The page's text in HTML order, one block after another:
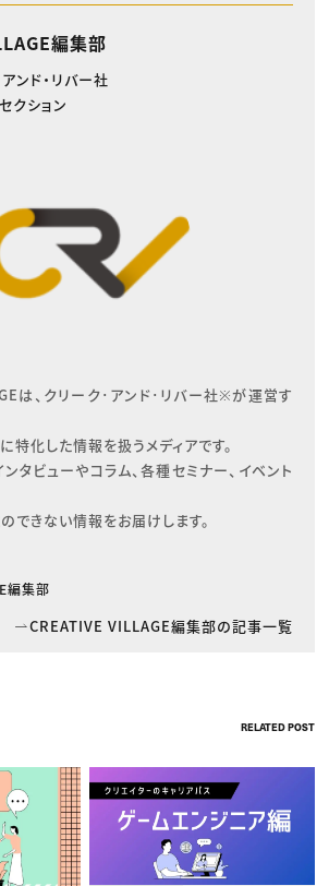
編集部
ンド・リバー社
クション
は、クリーク･アンド･リバー社※が運営す
特化した情報を扱うメディアです。
タビューやコラム、各種セミナー、イベント
できない情報をお届けします。
編集部
CREATIVE VILLAGE編集部の記事一覧
RELATED POST